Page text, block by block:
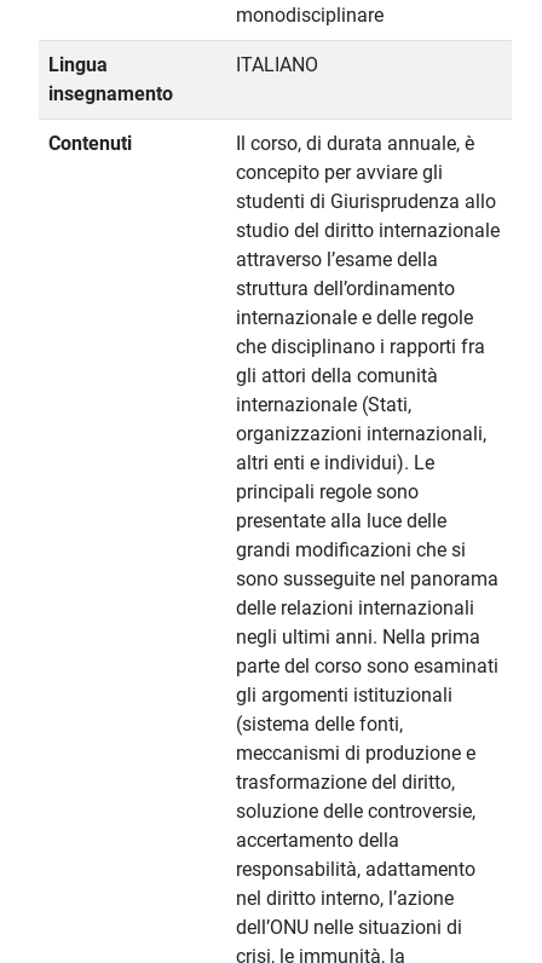
monodisciplinare
Lingua
insegnamento
ITALIANO
Contenuti
Il corso, di durata annuale, è
concepito per avviare gli
studenti di Giurisprudenza allo
studio del diritto internazionale
attraverso l’esame della
struttura dell’ordinamento
internazionale e delle regole
che disciplinano i rapporti fra
gli attori della comunità
internazionale (Stati,
organizzazioni internazionali,
altri enti e individui). Le
principali regole sono
presentate alla luce delle
grandi modificazioni che si
sono susseguite nel panorama
delle relazioni internazionali
negli ultimi anni. Nella prima
parte del corso sono esaminati
gli argomenti istituzionali
(sistema delle fonti,
meccanismi di produzione e
trasformazione del diritto,
soluzione delle controversie,
accertamento della
responsabilità, adattamento
nel diritto interno, l’azione
dell’ONU nelle situazioni di
crisi, le immunità, la